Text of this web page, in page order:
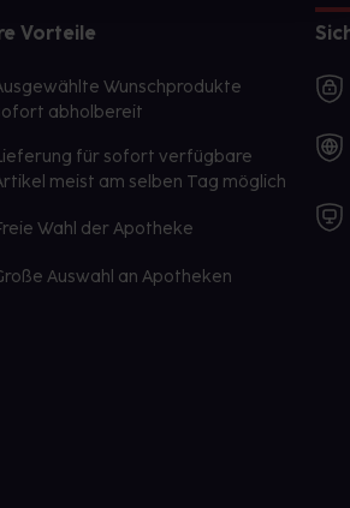
Vorteile
Wunschprodukte
abholbereit
für sofort verfügbare
meist am selben Tag möglich
Wahl der Apotheke
Auswahl an Apotheken